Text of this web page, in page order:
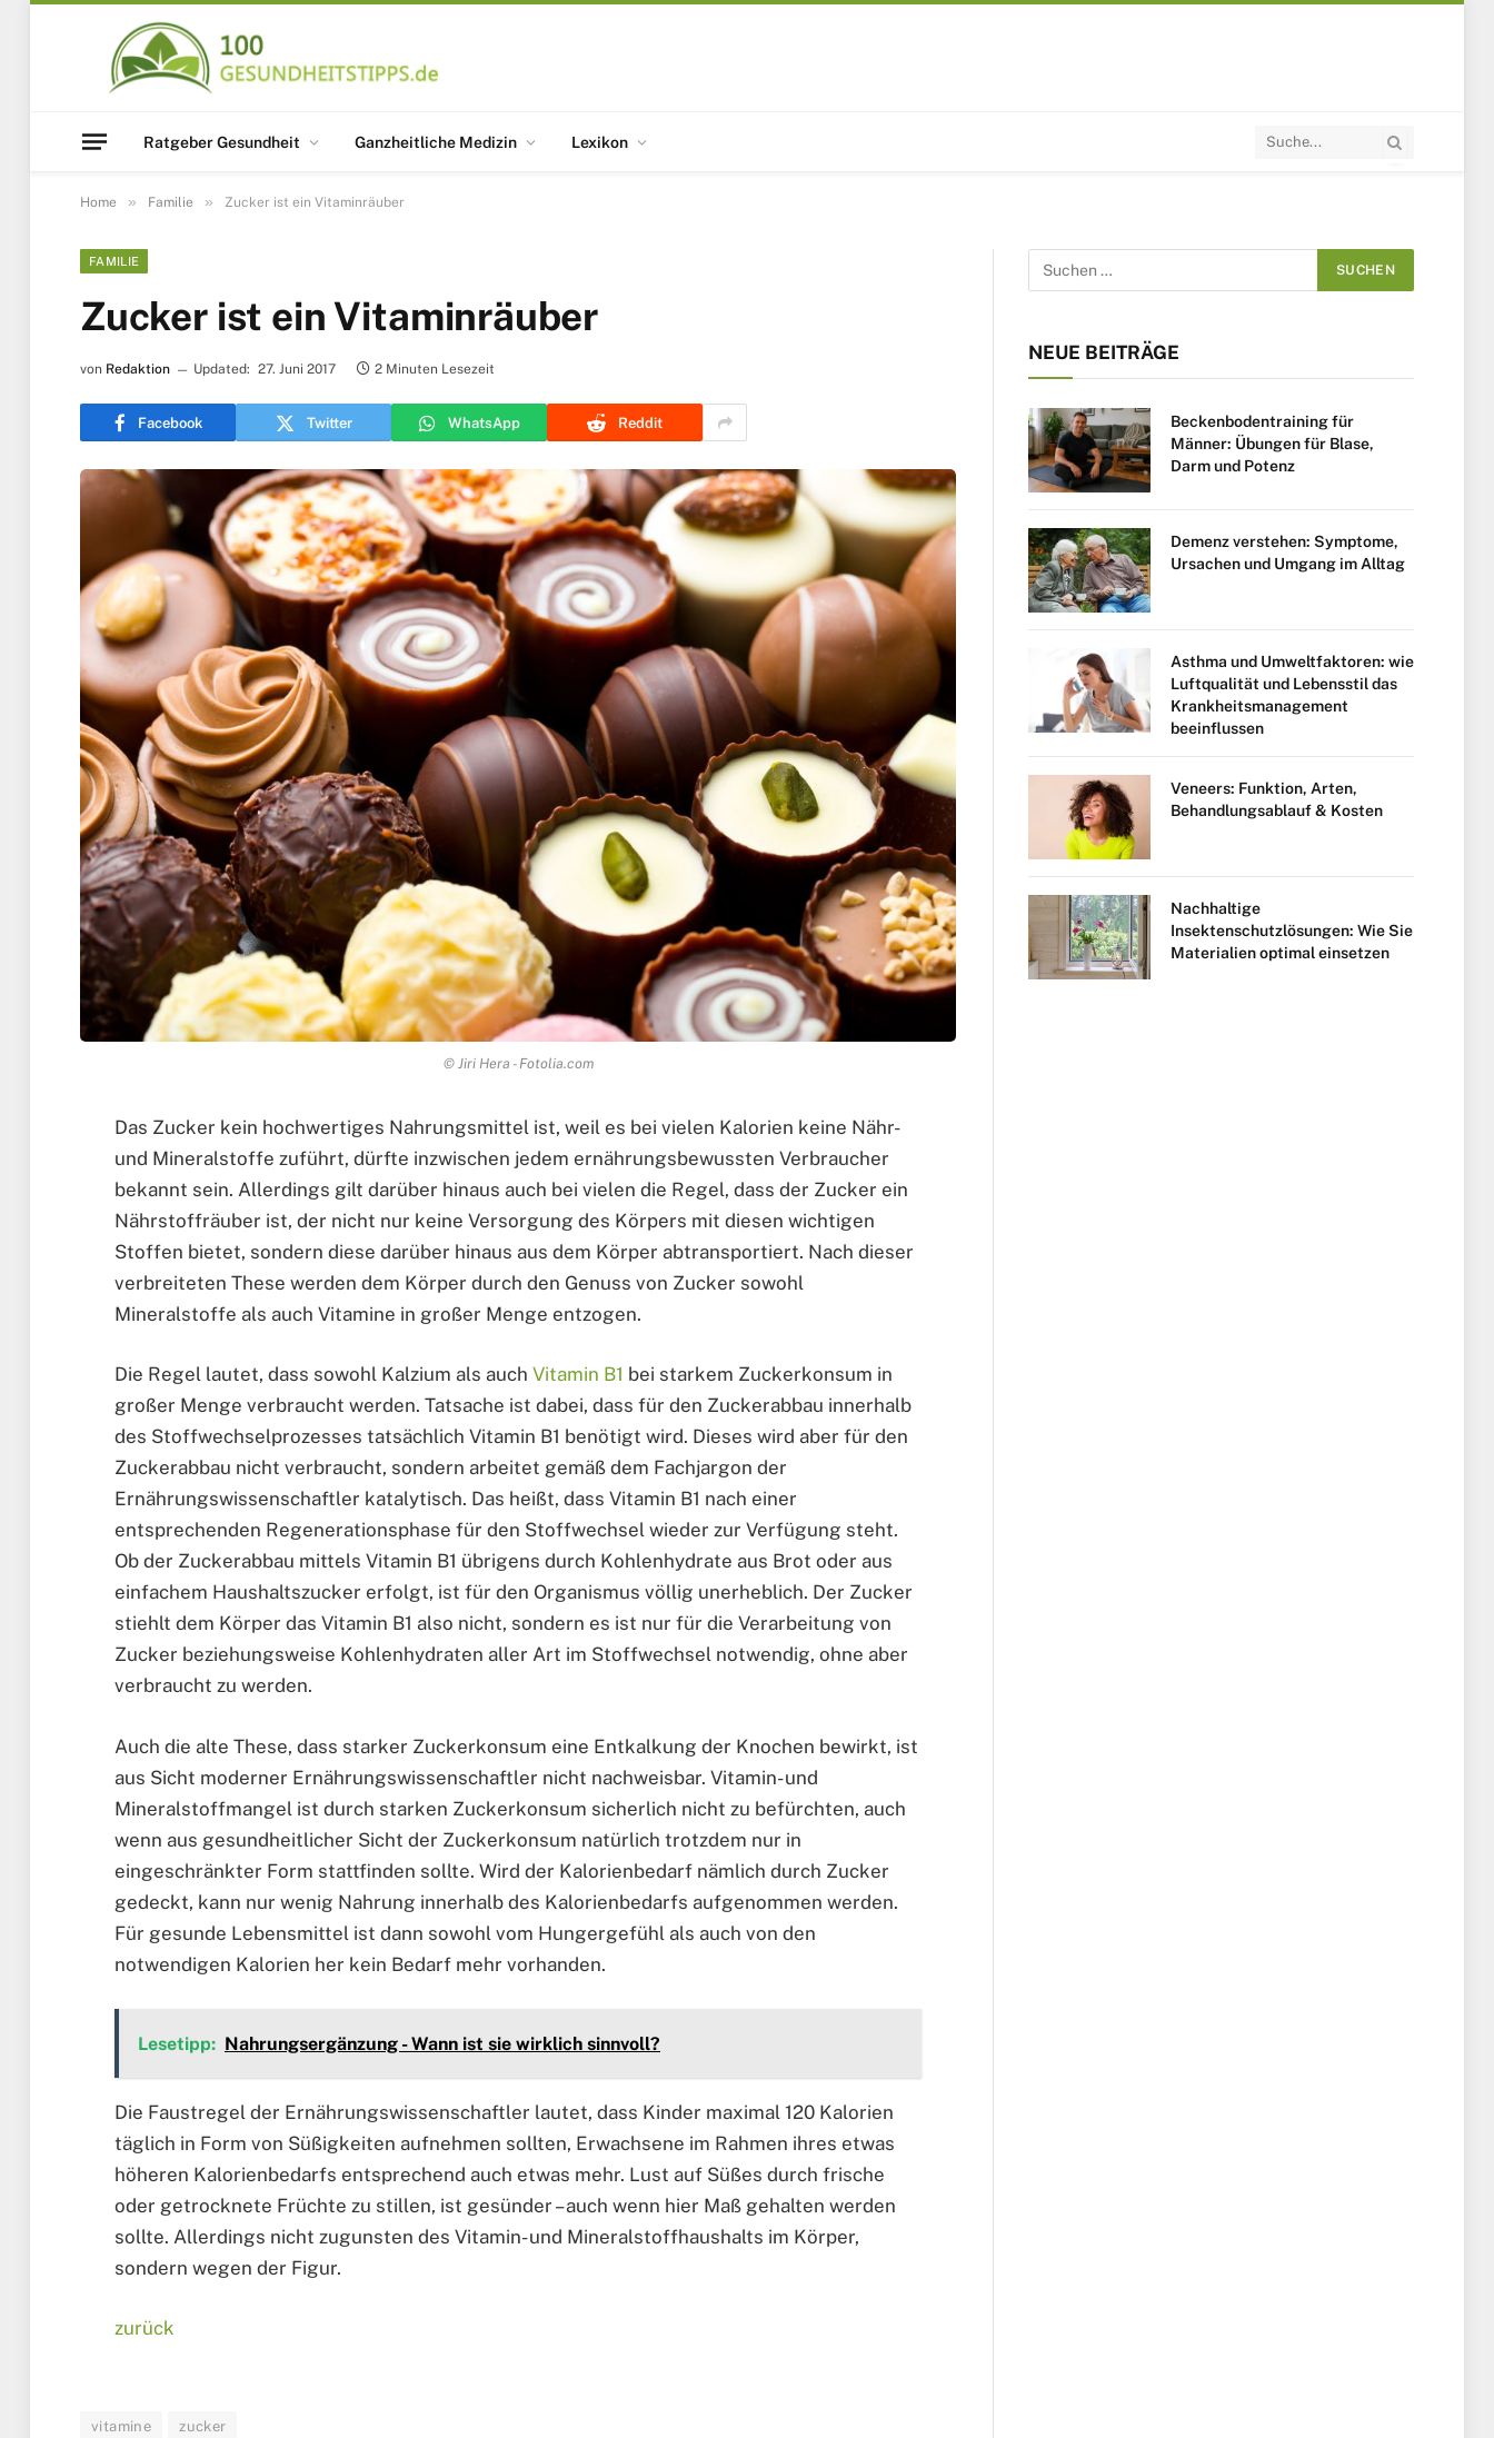
Ratgeber Gesundheit Ganzheitliche Medizin Lexikon
Home » Familie » Zucker ist ein Vitaminräuber
FAMILIE
Zucker ist ein Vitaminräuber
von Redaktion Updated: 27. Juni 2017 2 Minuten Lesezeit
Facebook Twitter WhatsApp Reddit
© Jiri Hera - Fotolia.com
Das Zucker kein hochwertiges Nahrungsmittel ist, weil es bei vielen Kalorien keine Nähr-
und Mineralstoffe zuführt, dürfte inzwischen jedem ernährungsbewussten Verbraucher
bekannt sein. Allerdings gilt darüber hinaus auch bei vielen die Regel, dass der Zucker ein
Nährstoffräuber ist, der nicht nur keine Versorgung des Körpers mit diesen wichtigen
Stoffen bietet, sondern diese darüber hinaus aus dem Körper abtransportiert. Nach dieser
verbreiteten These werden dem Körper durch den Genuss von Zucker sowohl
Mineralstoffe als auch Vitamine in großer Menge entzogen.
Die Regel lautet, dass sowohl Kalzium als auch Vitamin B1 bei starkem Zuckerkonsum in
großer Menge verbraucht werden. Tatsache ist dabei, dass für den Zuckerabbau innerhalb
des Stoffwechselprozesses tatsächlich Vitamin B1 benötigt wird. Dieses wird aber für den
Zuckerabbau nicht verbraucht, sondern arbeitet gemäß dem Fachjargon der
Ernährungswissenschaftler katalytisch. Das heißt, dass Vitamin B1 nach einer
entsprechenden Regenerationsphase für den Stoffwechsel wieder zur Verfügung steht.
Ob der Zuckerabbau mittels Vitamin B1 übrigens durch Kohlenhydrate aus Brot oder aus
einfachem Haushaltszucker erfolgt, ist für den Organismus völlig unerheblich. Der Zucker
stiehlt dem Körper das Vitamin B1 also nicht, sondern es ist nur für die Verarbeitung von
Zucker beziehungsweise Kohlenhydraten aller Art im Stoffwechsel notwendig, ohne aber
verbraucht zu werden.
Auch die alte These, dass starker Zuckerkonsum eine Entkalkung der Knochen bewirkt, ist
aus Sicht moderner Ernährungswissenschaftler nicht nachweisbar. Vitamin- und
Mineralstoffmangel ist durch starken Zuckerkonsum sicherlich nicht zu befürchten, auch
wenn aus gesundheitlicher Sicht der Zuckerkonsum natürlich trotzdem nur in
eingeschränkter Form stattfinden sollte. Wird der Kalorienbedarf nämlich durch Zucker
gedeckt, kann nur wenig Nahrung innerhalb des Kalorienbedarfs aufgenommen werden.
Für gesunde Lebensmittel ist dann sowohl vom Hungergefühl als auch von den
notwendigen Kalorien her kein Bedarf mehr vorhanden.
Lesetipp: Nahrungsergänzung - Wann ist sie wirklich sinnvoll?
Die Faustregel der Ernährungswissenschaftler lautet, dass Kinder maximal 120 Kalorien
täglich in Form von Süßigkeiten aufnehmen sollten, Erwachsene im Rahmen ihres etwas
höheren Kalorienbedarfs entsprechend auch etwas mehr. Lust auf Süßes durch frische
oder getrocknete Früchte zu stillen, ist gesünder – auch wenn hier Maß gehalten werden
sollte. Allerdings nicht zugunsten des Vitamin- und Mineralstoffhaushalts im Körper,
sondern wegen der Figur.
zurück
vitamine zucker
NEUE BEITRÄGE
Beckenbodentraining für
Männer: Übungen für Blase,
Darm und Potenz
Demenz verstehen: Symptome,
Ursachen und Umgang im Alltag
Asthma und Umweltfaktoren: wie
Luftqualität und Lebensstil das
Krankheitsmanagement
beeinflussen
Veneers: Funktion, Arten,
Behandlungsablauf & Kosten
Nachhaltige
Insektenschutzlösungen: Wie Sie
Materialien optimal einsetzen